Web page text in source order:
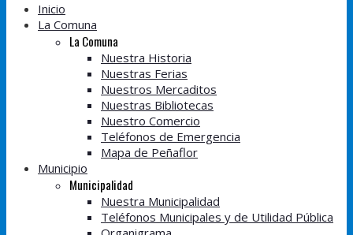
Inicio
La Comuna
La Comuna
Nuestra Historia
Nuestras Ferias
Nuestros Mercaditos
Nuestras Bibliotecas
Nuestro Comercio
Teléfonos de Emergencia
Mapa de Peñaflor
Municipio
Municipalidad
Nuestra Municipalidad
Teléfonos Municipales y de Utilidad Pública